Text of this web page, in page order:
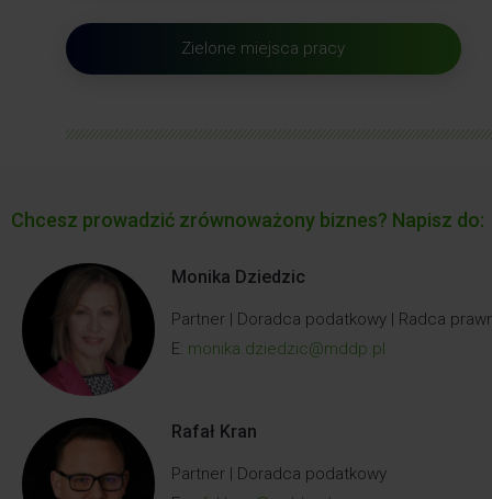
Zielone miejsca pracy
Chcesz prowadzić zrównoważony biznes? Napisz do:
Monika Dziedzic
Partner | Doradca podatkowy | Radca
E: monika.dziedzic@mddp.pl
Rafał Kran
Partner | Doradca podatkowy